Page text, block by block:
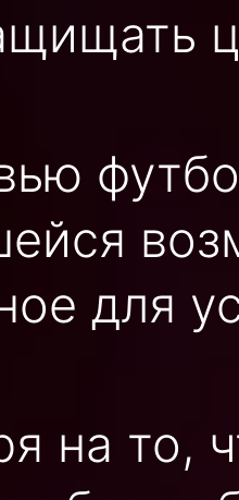
для
на то,